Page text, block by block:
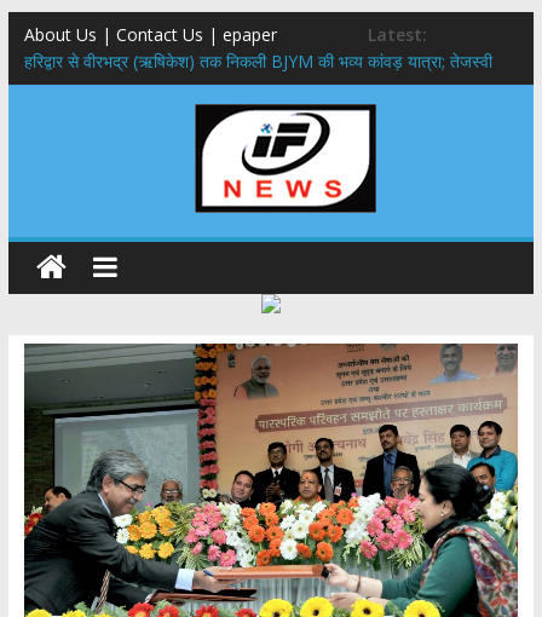
About Us | Contact Us | epaper
Latest:
​हरिद्वार से वीरभद्र (ऋषिकेश) तक निकली BJYM की भव्य कांवड़ यात्रा; तेजस्वी
सूर्या ने की देश व प्रदेशवासियों के कल्याण की कामना
नंदा की चौकी पुल हादसा: PWD के EE, AE और JE निलंबित, सीएम धामी के निर्देश
मुख्यमंत्री ने 9 लाख 87 हजार17 पेंशन लाभार्थियों को कुल 146 करोड़ 32 लाख
राष्ट्रीय हथकरघा दिवस पर मुख्यमंत्री धामी ने उत्कृष्ट बुनकरों और हस्तशिल्प
कारीगरों को किया सम्मानित
​धामी कैबिनेट का बड़ा फैसला: पशुपालकों को 60% तक सब्सिडी, गंगा एक्सप्रेसवे का
हरिद्वार तक होगा विस्तार